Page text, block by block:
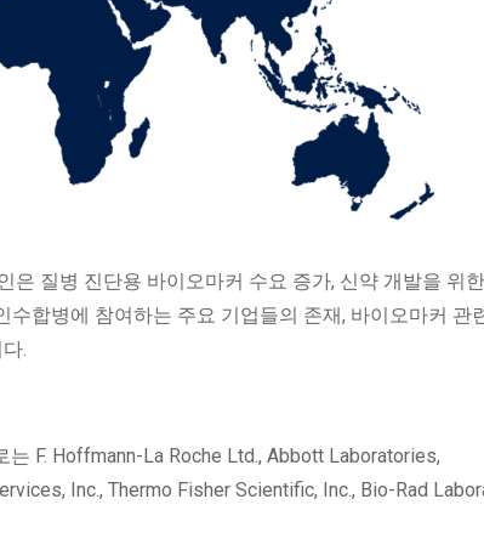
질병 진단용 바이오마커 수요 증가, 신약 개발을 위
합병에 참여하는 주요 기업들의 존재, 바이오마커 관
.
F. Hoffmann-La Roche Ltd., Abbott Laboratories,
Inc., Thermo Fisher Scientific, Inc., Bio-Rad